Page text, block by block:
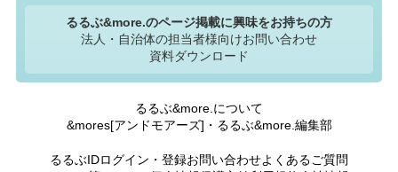
るるぶ&more.のページ掲載に興味をお持ちの方
法人・自治体の担当者様向けお問い合わせ
資料ダウンロード
るるぶ&more.について
&mores[アンドモアーズ]・るるぶ&more.編集部
るるぶIDログイン・登録お問い合わせよくあるご質問